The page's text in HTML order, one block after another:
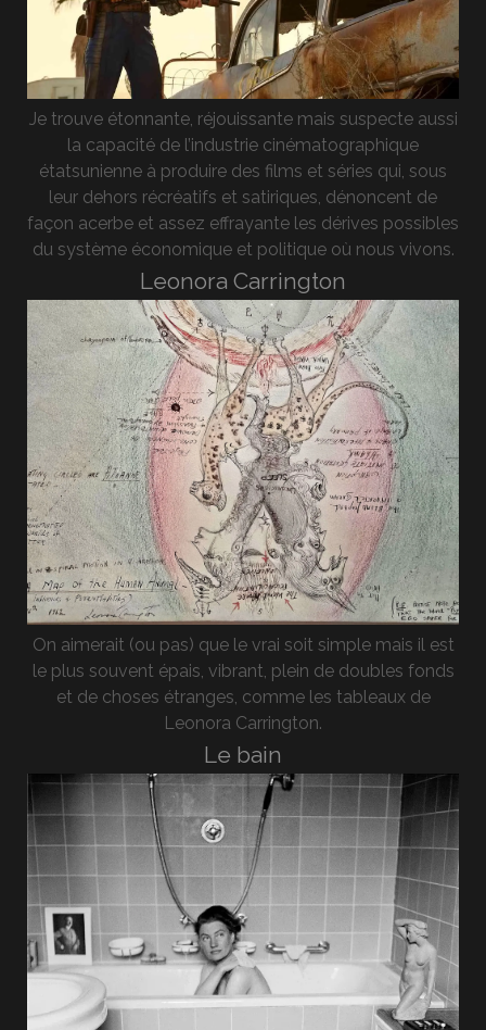
Je trouve étonnante, réjouissante mais suspecte aussi
la capacité de l’industrie cinématographique
étatsunienne à produire des films et séries qui, sous
leur dehors récréatifs et satiriques, dénoncent de
façon acerbe et assez effrayante les dérives possibles
du système économique et politique où nous vivons.
Leonora Carrington
On aimerait (ou pas) que le vrai soit simple mais il est
le plus souvent épais, vibrant, plein de doubles fonds
et de choses étranges, comme les tableaux de
Leonora Carrington.
Le bain